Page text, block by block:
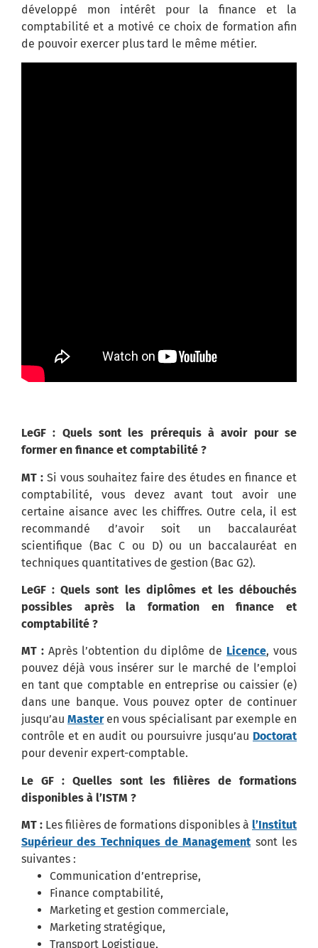
développé mon intérêt pour la finance et la
comptabilité et a motivé ce choix de formation afin
de pouvoir exercer plus tard le même métier.
LeGF : Quels sont les prérequis à avoir pour se
former en finance et comptabilité ?
MT :Si vous souhaitez faire des études en finance et
comptabilité, vous devez avant tout avoir une
certaine aisance avec les chiffres. Outre cela, il est
recommandé d’avoir soit un baccalauréat
scientifique (Bac C ou D) ou un baccalauréat en
techniques quantitatives de gestion (Bac G2).
LeGF : Quels sont les diplômes et les débouchés
possibles après la formation en finance et
comptabilité ?
MT :Après l’obtention du diplôme de Licence, vous
pouvez déjà vous insérer sur le marché de l’emploi
en tant que comptable en entreprise ou caissier (e)
dans une banque. Vous pouvez opter de continuer
jusqu’auMasteren vous spécialisant par exemple en
contrôle et en audit ou poursuivre jusqu’au Doctorat
pour devenir expert-comptable.
Le GF : Quelles sont les filières de formations
disponibles à l’ISTM ?
MT : Les filières de formations disponibles à l’Institut
Supérieur des Techniques de Management sont les
suivantes :
Communication d’entreprise,
Finance comptabilité,
Marketing et gestion commerciale,
Marketing stratégique,
Transport Logistique,